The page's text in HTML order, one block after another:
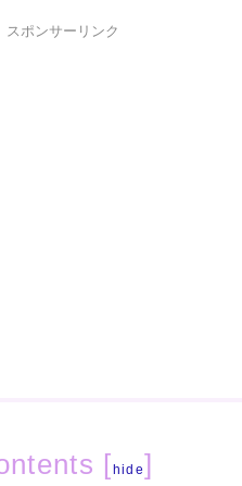
スポンサーリンク
[ hide]